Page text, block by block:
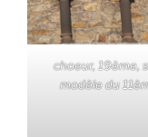
choeur, 19ème,
modèle du